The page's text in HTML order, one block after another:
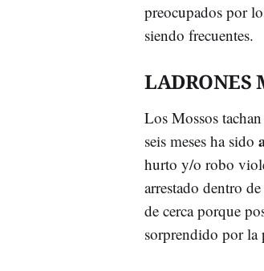
preocupados por
siendo frecuentes.
LADRONES
Los Mossos
seis meses ha sido
hurto y/o robo
arrestado dentro
de cerca porque
sorprendido por la